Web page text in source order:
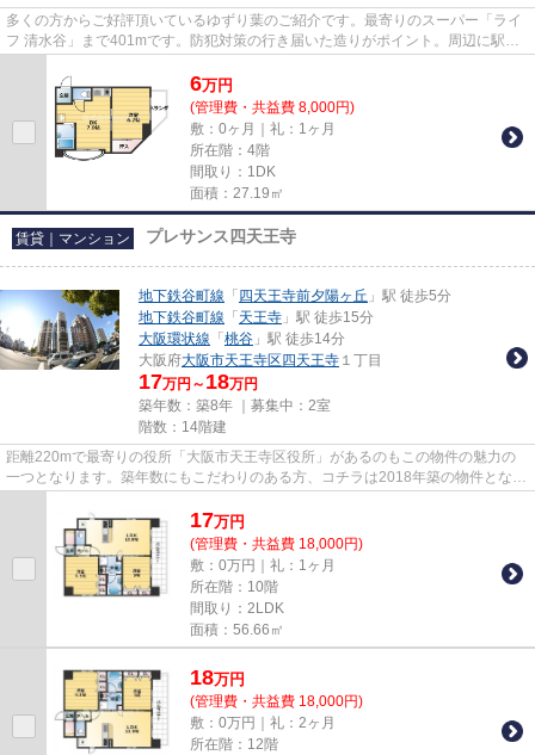
多くの方からご好評頂いているゆずり葉のご紹介です。最寄りのスーパー「ライ
フ 清水谷」まで401mです。防犯対策の行き届いた造りがポイント。周辺に駅が3
6万円
(管理費・共益費 8,000円)
敷：0ヶ月｜礼：1ヶ月
所在階：4階
間取り：1DK
面積：27.19㎡
賃貸｜マンション プレサンス四天王寺
地下鉄谷町線 「 四天王寺前夕陽ヶ丘 」駅 徒歩5分
地下鉄谷町線 「 天王寺 」駅 徒歩15分
大阪環状線 「 桃谷 」駅 徒歩14分
大阪府大阪市天王寺区 四天王寺 １丁目
17万円～ 18万円
築年数：築8年 ｜募集中： 2室
階数：14階建
距離220mで最寄りの役所「大阪市天王寺区役所」があるのもこの物件の魅力の
一つとなります。築年数にもこだわりのある方、コチラは2018年築の物件となり
17万円
(管理費・共益費 18,000円)
敷：0万円｜礼：1ヶ月
所在階：10階
間取り：2LDK
面積：56.66㎡
18万円
(管理費・共益費 18,000円)
敷：0万円｜礼：2ヶ月
所在階：12階